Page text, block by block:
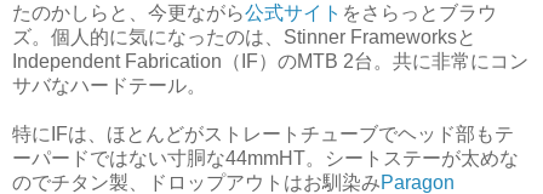
たのかしらと、今更ながら公式サイト をさらっとブラウ
ズ。個人的に気になったのは、Stinner Frameworksと
Independent Fabrication（IF）のMTB 2台。共に非常にコン
サバなハードテール。
特にIFは、ほとんどがストレートチューブでヘッド部もテ
ーパードではない寸胴な44mmHT。シートステーが太めな
のでチタン製、ドロップアウトはお馴染みParagon